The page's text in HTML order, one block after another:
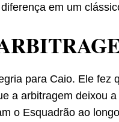
em um
para Caio. Ele fez
a arbitragem deixou
o Esquadrão ao